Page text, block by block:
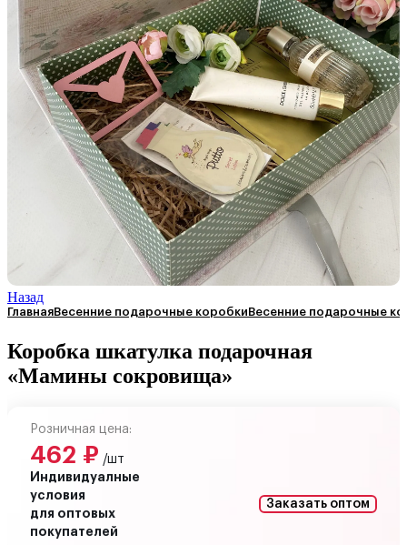
Назад
ГлавнаяВесенние подарочные коробкиВесенние подарочные
Коробка шкатулка подарочная
«Мамины сокровища»
Розничная цена:
462 ₽ /шт
Индивидуалные
условия
для оптовых
покупателей
Заказать оптом